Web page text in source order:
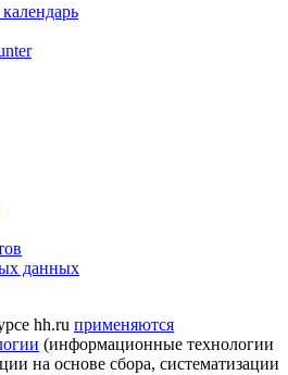
данных
hh.ru применяются
(информационные технологии
на основе сбора, систематизации